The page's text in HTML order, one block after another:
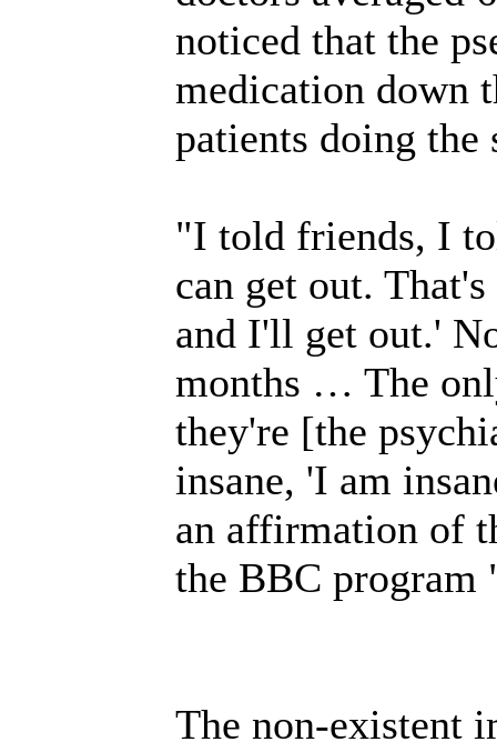
noticed that the
medication down
patients doing the
"I told friends, I
can get out.
and I'll get out.'
months … The
they're [the
insane, 'I am
an affirmation of
the BBC
The non-existent